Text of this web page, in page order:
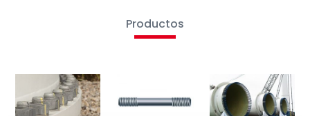
calidades de acero, adaptación de las calidades
existentes a nuevos procesos y tecnologías y en la
nuestros clientes.
Sidenor es un proveedor líder de soluciones para la
Productos